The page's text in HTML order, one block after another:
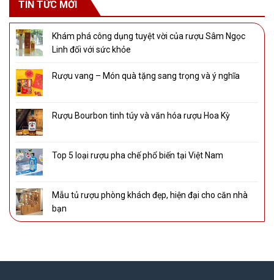
TIN TỨC MỚI
Khám phá công dụng tuyệt vời của rượu Sâm Ngọc
Linh đối với sức khỏe
Rượu vang – Món quà tặng sang trọng và ý nghĩa
Rượu Bourbon tinh túy và văn hóa rượu Hoa Kỳ
Top 5 loại rượu pha chế phổ biến tại Việt Nam
Mẫu tủ rượu phòng khách đẹp, hiện đại cho căn nhà
bạn